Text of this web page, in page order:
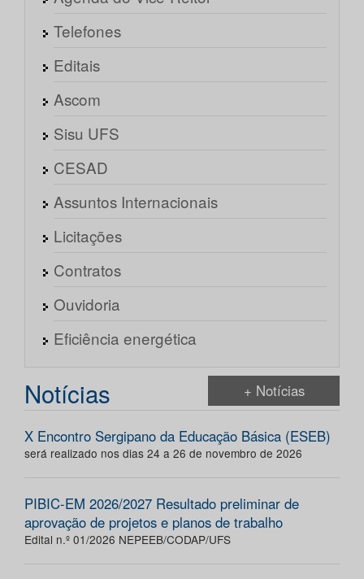
Telefones
Editais
Ascom
Sisu UFS
CESAD
Assuntos Internacionais
Licitações
Contratos
Ouvidoria
Eficiência energética
Notícias + Notícias
X Encontro Sergipano da Educação Básica (ESEB)
será realizado nos dias 24 a 26 de novembro de 2026
PIBIC-EM 2026/2027 Resultado preliminar de
aprovação de projetos e planos de trabalho
Edital n.º 01/2026 NEPEEB/CODAP/UFS